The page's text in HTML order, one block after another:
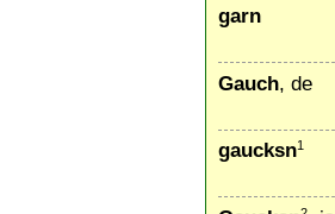
garn
Gauch, de
gaucksn1